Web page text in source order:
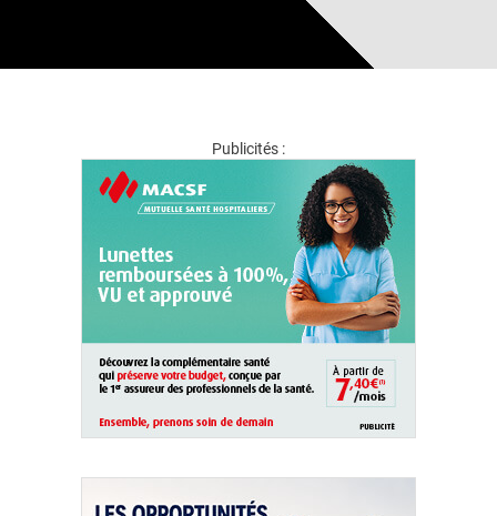
Publicités :